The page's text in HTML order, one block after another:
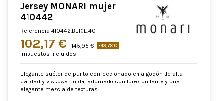
Jersey MONARI mujer
410442
Referencia 410442.BEIGE.40
102,17 € 145,95 € -43,78 €
Impuestos incluidos
Elegante suéter de punto confeccionado en algodón de alta
calidad y viscosa fluida, adornado con lurex brillante y una
elegante mezcla de texturas.